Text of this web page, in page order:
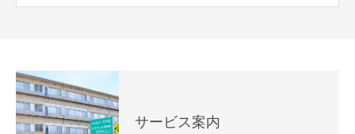
サービス案内